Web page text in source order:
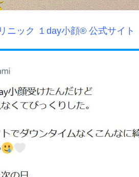
ニック １day小顔® 公式サイト